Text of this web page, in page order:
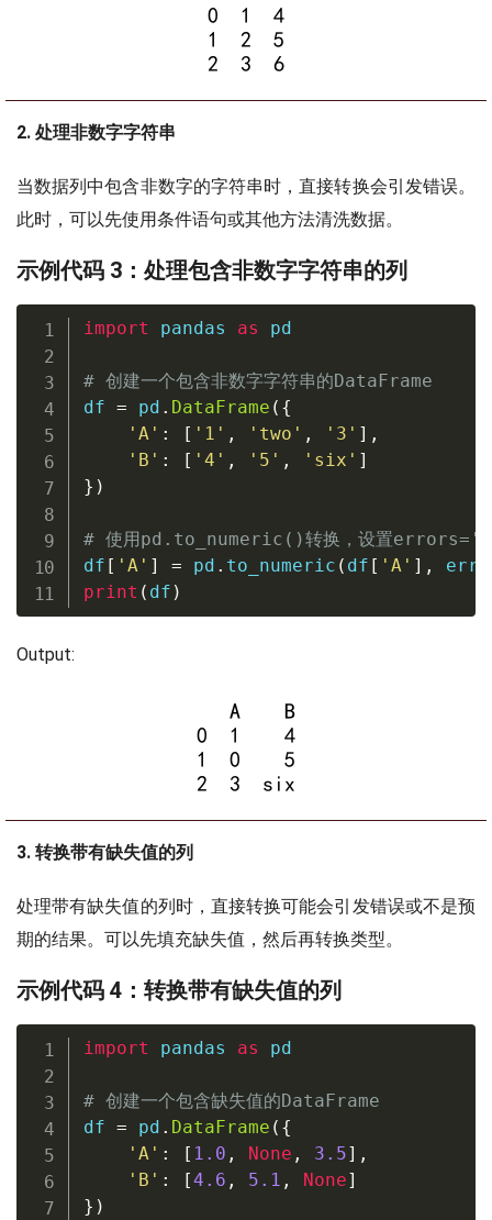
2. 处理非数字字符串
当数据列中包含非数字的字符串时，直接转换会引发错误。
此时，可以先使用条件语句或其他方法清洗数据。
示例代码 3：处理包含非数字字符串的列
import pandas as pd
# 创建一个包含非数字字符串的DataFrame
df = pd . DataFrame ( {
'A' : [ '1' , 'two' , '3' ] ,
'B' : [ '4' , '5' , 'six' ]
} )
# 使用pd.to_numeric()转换，设置
df [ 'A' ] = pd . to_numeric ( df [ 'A' ] ,
print ( df )
Output:
3. 转换带有缺失值的列
处理带有缺失值的列时，直接转换可能会引发错误或不是预
期的结果。可以先填充缺失值，然后再转换类型。
示例代码 4：转换带有缺失值的列
import pandas as pd
# 创建一个包含缺失值的DataFrame
df = pd . DataFrame ( {
'A' : [ 1.0 , None , 3.5] ,
'B' : [4.6 , 5.1 , None]
} )